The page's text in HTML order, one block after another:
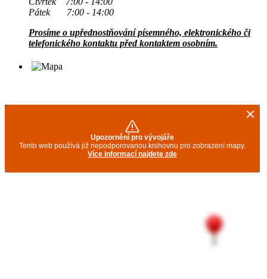
Pátek 7:00 - 14:00
Prosíme o upřednostňování písemného, elektronického či
telefonického kontaktu před kontaktem osobním.